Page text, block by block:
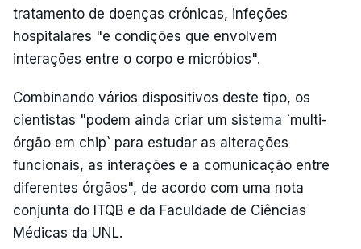
tratamento de doenças crónicas, infeções
hospitalares "e condições que envolvem
interações entre o corpo e micróbios".
Combinando vários dispositivos deste tipo, os
cientistas "podem ainda criar um sistema `multi-
órgão em chip` para estudar as alterações
funcionais, as interações e a comunicação entre
diferentes órgãos", de acordo com uma nota
conjunta do ITQB e da Faculdade de Ciências
Médicas da UNL.